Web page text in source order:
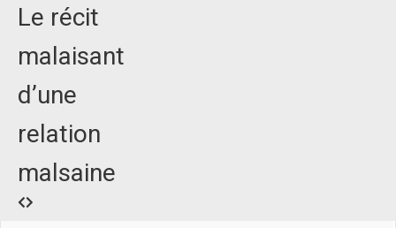
Le récit
malaisant
d’une
relation
malsaine